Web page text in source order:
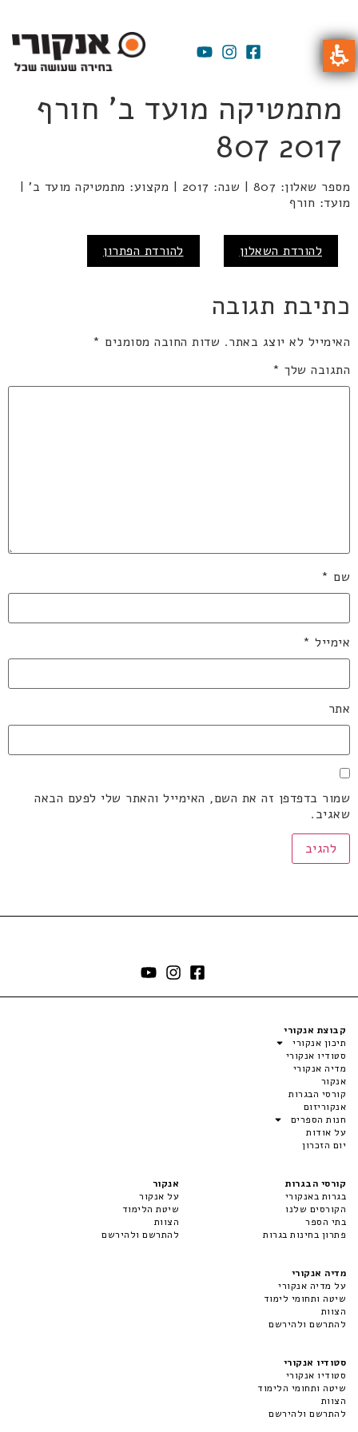
מתמטיקה מועד ב' חורף
2017 807
מספר שאלון: 807 | שנה: 2017 | מקצוע: מתמטיקה מועד ב' |
מועד: חורף
להורדת השאלון להורדת הפתרון
כתיבת תגובה
האימייל לא יוצג באתר. שדות החובה מסומנים *
התגובה שלך *
שם *
אימייל *
אתר
שמור בדפדפן זה את השם, האימייל והאתר שלי לפעם הבאה
שאגיב.
קבוצת אנקורי
תיכון אנקורי
סטודיו אנקורי
מדיה אנקורי
אנקור
קורסי הבגרות
אנקוריזום
חנות הספרים
על אודות
יום הזכרון
קורסי הבגרות
בגרות באנקורי
הקורסים שלנו
בתי הספר
פתרון בחינות בגרות
אנקור
על אנקור
שיטת הלימוד
הצוות
להתרשם ולהירשם
מדיה אנקורי
על מדיה אנקורי
שיטה ותחומי לימוד
הצוות
להתרשם ולהירשם
סטודיו אנקורי
סטודיו אנקורי
שיטה ותחומי הלימוד
הצוות
להתרשם ולהירשם